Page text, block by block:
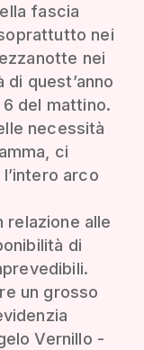
fascia
nei
nei
quest’anno
del mattino.
necessità
ci
arco
relazione alle
di
un grosso
Vernillo -